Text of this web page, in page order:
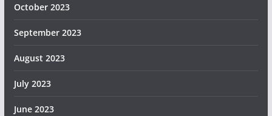
October 2023
September 2023
August 2023
July 2023
June 2023